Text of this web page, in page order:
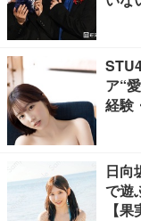
ア“
経験
日向
で遊
【